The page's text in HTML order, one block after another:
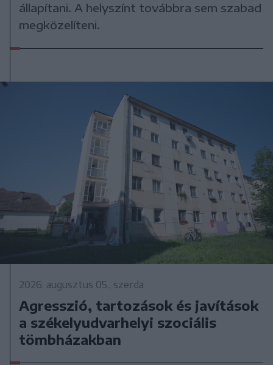
állapítani. A helyszínt továbbra sem szabad
megközelíteni.
2026. augusztus 05., szerda
Agresszió, tartozások és javítások
a székelyudvarhelyi szociális
tömbházakban